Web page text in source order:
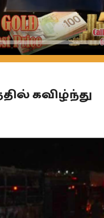
கவிழ்ந்து